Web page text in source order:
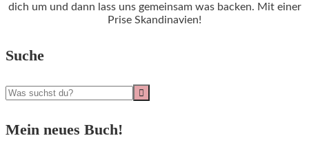
dich um und dann lass uns gemeinsam was backen. Mit einer
Prise Skandinavien!
Suche
Mein neues Buch!